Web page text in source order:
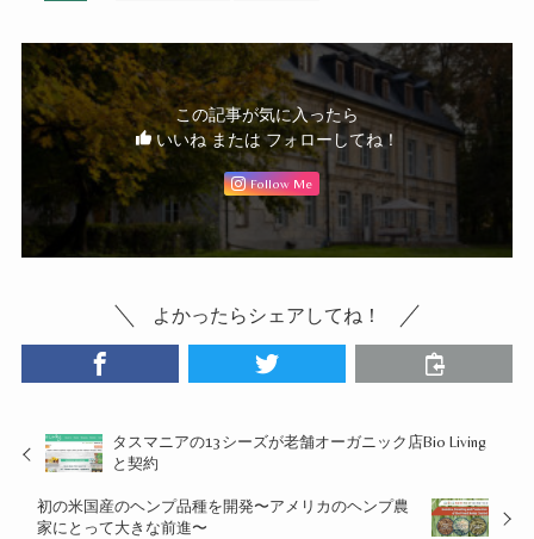
この記事が気に入ったら
いいね または フォローしてね！
Follow Me
よかったらシェアしてね！
タスマニアの13シーズが老舗オーガニック店Bio Living
と契約
初の米国産のヘンプ品種を開発〜アメリカのヘンプ農
家にとって大きな前進〜